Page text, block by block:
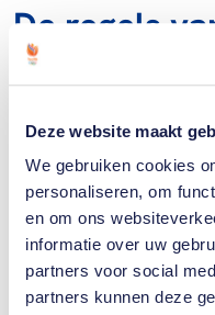
Deze website maakt
We gebruiken cookies
personaliseren, om
en om ons
informatie over uw
partners voor social
partners kunnen deze
De regels
De regels van
van valide basketbal.
hoogte van de
vrijeworplijn en de
zijn er enkele
rolstoelbasketbal.